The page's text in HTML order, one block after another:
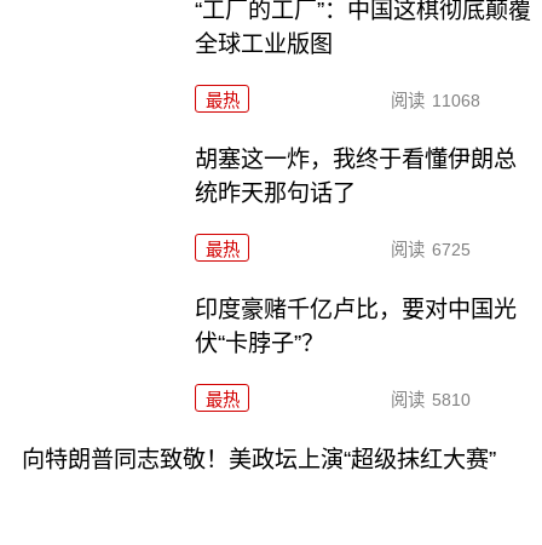
“工厂的工厂”：中国这棋彻底颠覆
全球工业版图
最热 阅读 11068
胡塞这一炸，我终于看懂伊朗总
统昨天那句话了
最热 阅读 6725
印度豪赌千亿卢比，要对中国光
伏“卡脖子”？
最热 阅读 5810
向特朗普同志致敬！美政坛上演“超级抹红大赛”